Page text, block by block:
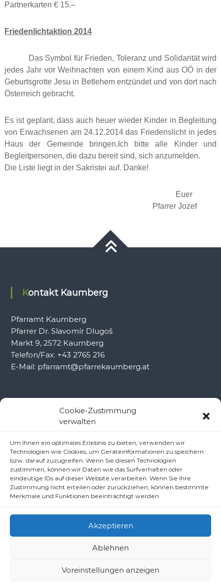
Cookie-Zustimmung
verwalten
Um Ihnen ein optimales Erlebnis zu bieten, verwenden wir
Technologien wie Cookies, um Geräteinformationen zu speichern
bzw. darauf zuzugreifen. Wenn Sie diesen Technologien
zustimmen, können wir Daten wie das Surfverhalten oder
eindeutige IDs auf dieser Website verarbeiten. Wenn Sie Ihre
Zustimmung nicht erteilen oder zurückziehen, können bestimmte
Merkmale und Funktionen beeinträchtigt werden.
Akzeptieren
Ablehnen
Voreinstellungen anzeigen
Partnerkarten € 15.–
Friedenlichtaktion 2014
Das Symbol für Frieden, Toleranz und Solidarität wird
jedes Jahr vor Weihnachten von einem Kind aus OÖ in der
Geburtsgrotte Jesu in Betlehem entzündet und von dort nach
Österreich gebracht.
Es ist geplant, dass auch heuer wieder Kinder in Begleitung
von Erwachsenen am 24.12.2014 das Friedenslicht in jedes
Haus der Gemeinde bringen.Ich bitte alle Kinder und
Begleitpersonen, die dazu bereit sind, sich anzumelden.
Die Liste liegt in der Sakristei auf. Danke!
Euer
Pfarrer Jozef
Kontakt Kaumberg
Pfarramt Kaumberg
Pfarrer Dr. Slavomír Dlugoš
Markt 9, 2572 Kaumberg
Telefon/Fax: +43 2765 216
E-Mail: pfarramt@pfarrekaumberg.at
Kontakt Ramsau
Pfarrer Dr. Slavomír Dlugoš
Oberdörfl 8, 3172 Ramsau
Telefon: +43 2764 8240
E-Mail: pfarre.ramsau@gmx.at
Pfarren unter derAraburg
Datenschutzerklärung/Haftungsausschluss (Disclaimer)